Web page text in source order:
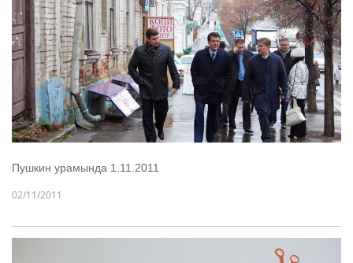
Пушкин урамында 1.11.2011
02/11/2011